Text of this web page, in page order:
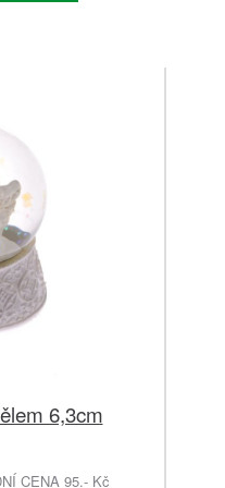
6,3cm
CENA 95.- Kč